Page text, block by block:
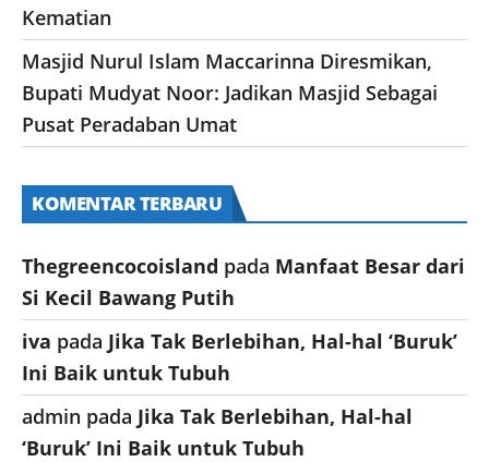
Kematian
Masjid Nurul Islam Maccarinna Diresmikan,
Bupati Mudyat Noor: Jadikan Masjid Sebagai
Pusat Peradaban Umat
KOMENTAR TERBARU
Thegreencocoisland pada Manfaat Besar dari
Si Kecil Bawang Putih
iva pada Jika Tak Berlebihan, Hal-hal ‘Buruk’
Ini Baik untuk Tubuh
admin pada Jika Tak Berlebihan, Hal-hal
‘Buruk’ Ini Baik untuk Tubuh